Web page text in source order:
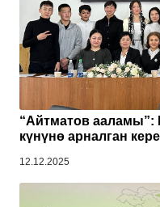
“Айтматов ааламы”:
күнүнө арналган
12.12.2025